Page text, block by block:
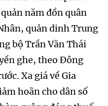
năm đồn quân
quản dinh Trung
bộ Trần Văn Thái
ghe, theo Đông
Xa giá về Gia
hoãn cho dân số